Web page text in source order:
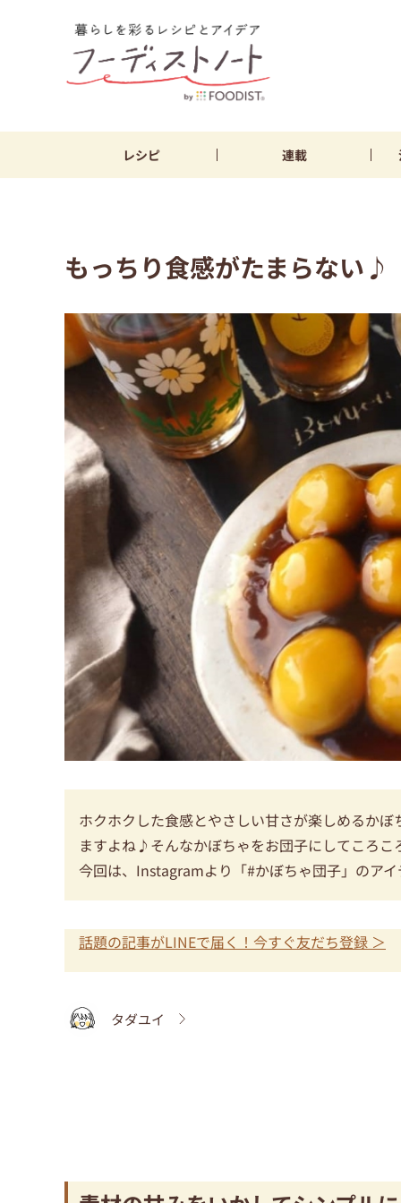
レシピ 連載
もっちり食感がたまらない♪
ホクホクした食感とやさしい甘さが楽しめるか
ますよね♪そんなかぼちゃをお団子にしてころ
今回は、Instagramより「#かぼちゃ団子」のア
話題の記事がLINEで届く！今すぐ友だち登録 ＞
タダユイ